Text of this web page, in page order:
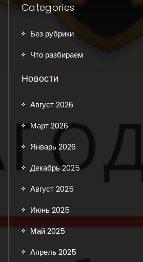
Categories
Без рубрики
Что разбираем
Новости
Август 2026
Март 2026
Январь 2026
Декабрь 2025
Август 2025
Июнь 2025
Май 2025
Апрель 2025